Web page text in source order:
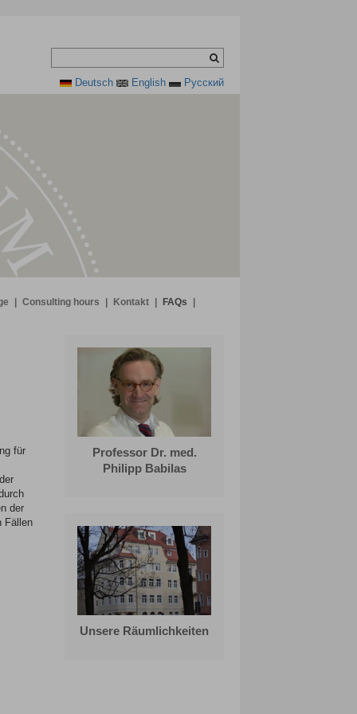
Deutsch English Pусский
Consulting hours Kontakt FAQs
für
der
Fällen
Professor Dr. med.
Philipp Babilas
Unsere Räumlichkeiten